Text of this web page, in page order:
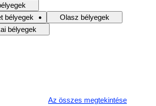
bélyegek
Olasz bélyegek
bélyegek
Az összes megtekintése